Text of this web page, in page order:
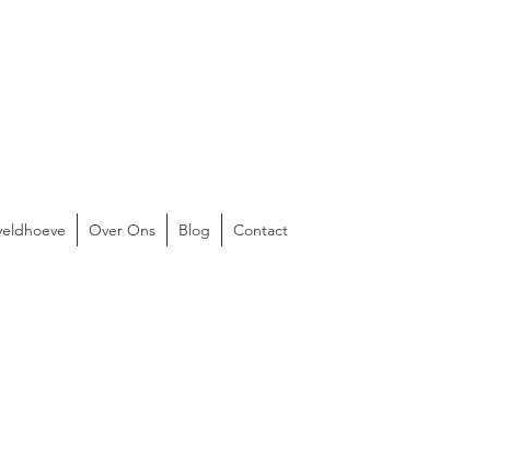
Over Ons Blog Contact